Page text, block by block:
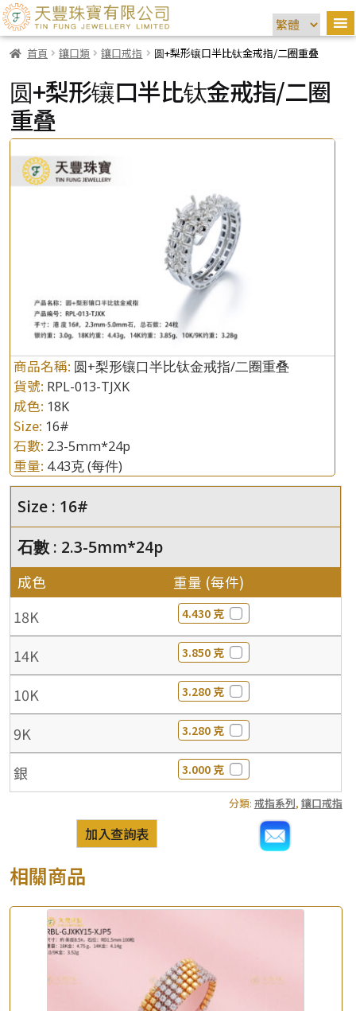
首頁 鑲口類 鑲口戒指 圆+梨形镶口半比钛金戒指/二圈重叠
圆+梨形镶口半比钛金戒指/二圈
重叠
商品名稱: 圆+梨形镶口半比钛金戒指/二圈重叠
貨號: RPL-013-TJXK
成色: 18K
Size: 16#
石數: 2.3-5mm*24p
重量: 4.43克(每件)
Size : 16#
石數 : 2.3-5mm*24p
成色 重量 (每件)
18K 4.430 克
14K 3.850 克
10K 3.280 克
9K 3.280 克
銀 3.000 克
分類: 戒指系列, 鑲口戒指
加入查詢表
相關商品